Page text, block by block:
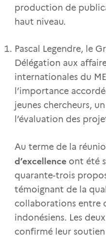
production de
haut niveau.
Pascal Legendre, le
Délégation aux
internationales du
l’importance
jeunes chercheurs,
l’évaluation des
Au terme de la
d’excellence ont été
quarante-trois
témoignant de la
collaborations entre
indonésiens. Les
confirmé leur